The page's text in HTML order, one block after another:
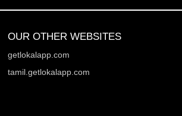
OUR OTHER WEBSITES
getlokalapp.com
tamil.getlokalapp.com